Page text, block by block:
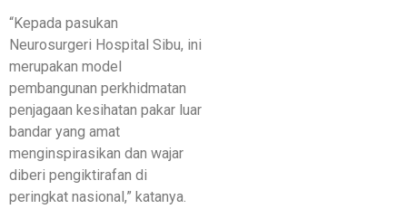
“Kepada pasukan
Neurosurgeri Hospital Sibu, ini
merupakan model
pembangunan perkhidmatan
penjagaan kesihatan pakar luar
bandar yang amat
menginspirasikan dan wajar
diberi pengiktirafan di
peringkat nasional,” katanya.